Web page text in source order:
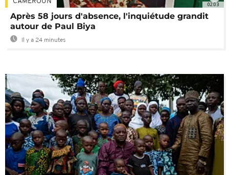
02:03
Après 58 jours d'absence, l'inquiétude grandit
autour de Paul Biya
Il y a 24 minutes